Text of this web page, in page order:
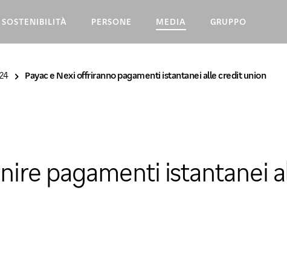
SOSTENIBILITÀ PERSONE MEDIA GRUPPO
Payac e Nexi offriranno pagamenti istantanei alle credit union
pagamenti istantanei